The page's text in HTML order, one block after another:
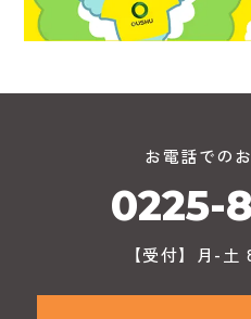
お電話での
0225-
【受付】月-土